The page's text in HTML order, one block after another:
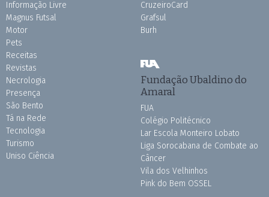
Informação Livre
Magnus Futsal
Motor
Pets
Receitas
Revistas
Necrologia
Presença
São Bento
Tá na Rede
Tecnologia
Turismo
Uniso Ciência
CruzeiroCard
Grafsul
Burh
Fundação Ubaldino do
Amaral
FUA
Colégio Politécnico
Lar Escola Monteiro Lobato
Liga Sorocabana de Combate ao
Câncer
Vila dos Velhinhos
Pink do Bem OSSEL